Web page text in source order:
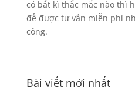
có bất kì thắc mắc nào thì
để được tư vấn miễn phí
công.
Bài viết mới nhất